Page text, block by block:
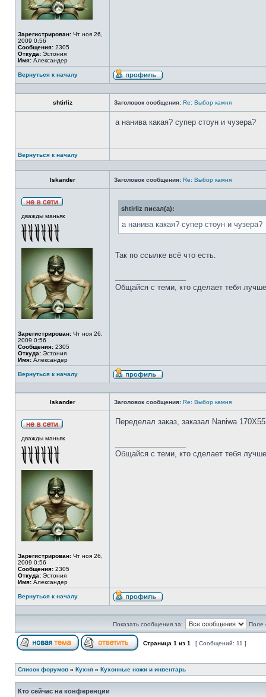
Зарегистрирован: Чт ноя 26,
2009 0:56
Сообщения: 2305
Откуда: Эстония
Имя: Александер
Вернуться к началу
shtirliz Заголовок сообщения: Re: Выбор камня
а нанива какая? супер стоун и чузера?
Вернуться к началу
Iskander Заголовок сообщения: Re: Выбор камня
дважды маньяк
Зарегистрирован: Чт ноя 26,
2009 0:56
Сообщения: 2305
Откуда: Эстония
Имя: Александер
shtirliz писал(а):
а нанива какая? супер стоун и чузера?
Так по ссылке всё что есть.
Общайся с теми, кто сделает тебя
Вернуться к началу
Iskander Заголовок сообщения: Re: Выбор камня
дважды маньяк
Зарегистрирован: Чт ноя 26,
2009 0:56
Сообщения: 2305
Откуда: Эстония
Имя: Александер
Переделал заказ, заказал Naniwa
Общайся с теми, кто сделает тебя
Вернуться к началу
Показать сообщения за: Поле
Страница 1 из 1 [ Сообщений: 11 ]
Список форумов » Кухня » Кухонные ножи и инвентарь
Кто сейчас на конференции